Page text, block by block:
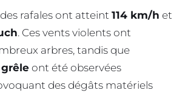
des rafales ont atteint 114 km/h et
. Ces vents violents ont
arbres, tandis que
ont été observées
des dégâts matériels